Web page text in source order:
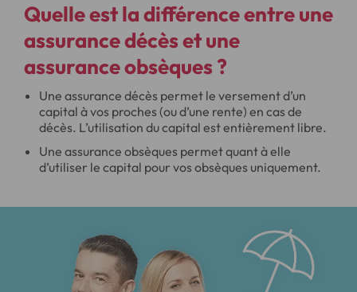
Quelle est la différence entre une
assurance décès et une
assurance obsèques ?
Une assurance décès permet le versement d’un
capital à vos proches (ou d’une rente) en cas de
décès. L’utilisation du capital est entièrement libre.
Une assurance obsèques permet quant à elle
d’utiliser le capital pour vos obsèques uniquement.